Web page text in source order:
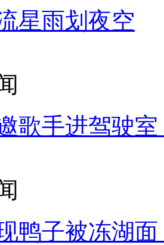
星雨划夜空
歌手进驾驶
鸭子被冻湖